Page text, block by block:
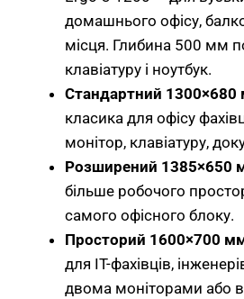
домашнього офісу,
місця. Глибина 500 мм
клавіатуру і ноутбук.
Стандартний 1300×680
класика для офісу
монітор, клавіатуру,
Розширений 1385×650
більше робочого
самого офісного блоку.
Просторий 1600×700
для IT-фахівців,
двома моніторами або